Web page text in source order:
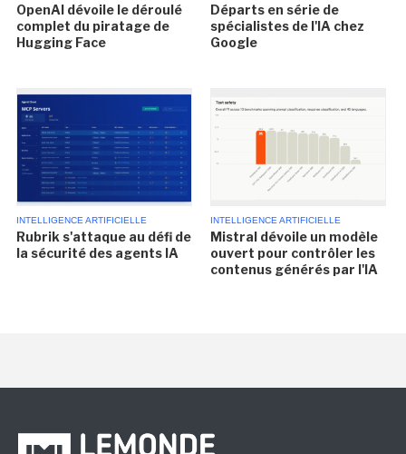
OpenAI dévoile le déroulé
complet du piratage de
Hugging Face
Départs en série de
spécialistes de l'IA chez
Google
INTELLIGENCE ARTIFICIELLE
Rubrik s'attaque au défi de
la sécurité des agents IA
INTELLIGENCE ARTIFICIELLE
Mistral dévoile un modèle
ouvert pour contrôler les
contenus générés par l'IA